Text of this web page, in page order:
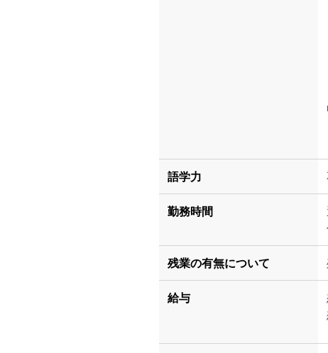
語学力
勤務時間
残業の有無について
給与